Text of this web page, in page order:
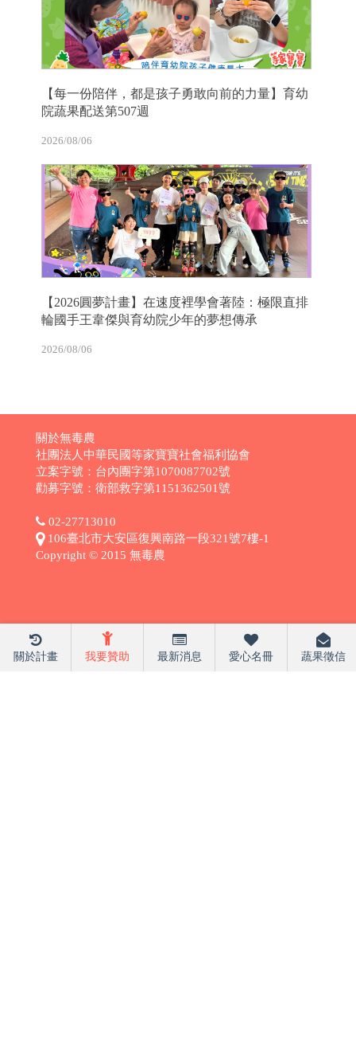
【每一份陪伴，都是孩子勇敢向前的力量】育幼
院蔬果配送第507週
2026/08/06
【2026圓夢計畫】在速度裡學會著陸：極限直排
輪國手王韋傑與育幼院少年的夢想傳承
2026/08/06
關於計畫 我要贊助 最新消息 愛心名冊 蔬果徵信
關於無毒農
社團法人中華民國等家寶寶社會福利協會
立案字號：台內團字第1070087702號
勸募字號：衛部救字第1151362501號
02-27713010
106臺北市大安區復興南路一段321號7樓-1
Copyright © 2015 無毒農